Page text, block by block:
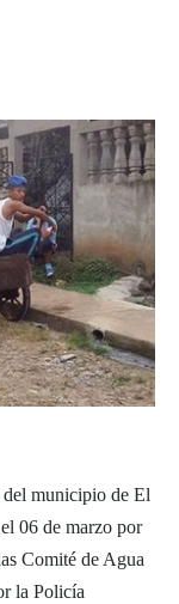
del municipio de El
06 de marzo por
Comité de Agua
la Policía